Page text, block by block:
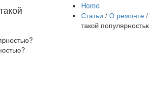
Home
Статьи / О ремонте
такой